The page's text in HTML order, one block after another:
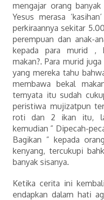
mengajar orang
Yesus merasa
perkiraannya sekitar
perempuan dan anak-
kepada para murid ,
makan?. Para murid
yang mereka tahu
membawa bekal
ternyata itu sudah
peristiwa mujizatpun
roti dan 2 ikan itu,
kemudian ” Dipecah-
Bagikan ” kepada
kenyang, tercukupi
banyak sisanya.
Ketika cerita ini
endapkan dalam hati